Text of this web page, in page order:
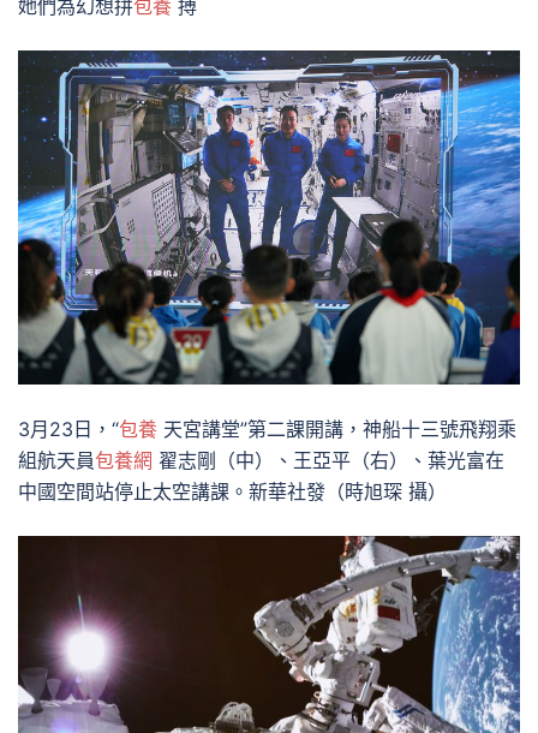
她們為幻想拼包養 搏
3月23日，“包養 天宮講堂”第二課開講，神船十三號飛翔乘
組航天員包養網 翟志剛（中）、王亞平（右）、葉光富在
中國空間站停止太空講課。新華社發（時旭琛 攝）